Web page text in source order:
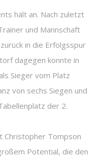
hält an. Nach zuletzt
und Mannschaft
in die Erfolgsspur
dagegen konnte in
Sieger vom Platz
von sechs Siegen und
der 2.
Christopher Tompson
Potential, die den